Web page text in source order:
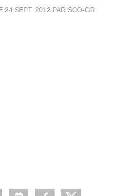
24 SEPT. 2012 PAR SCO-GR